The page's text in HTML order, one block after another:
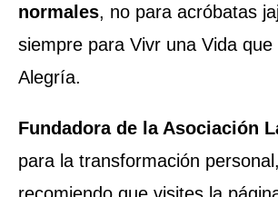
normales, no para acróbatas
siempre para Vivr una Vida
Alegría.
Fundadora de la Asociación
para la transformación